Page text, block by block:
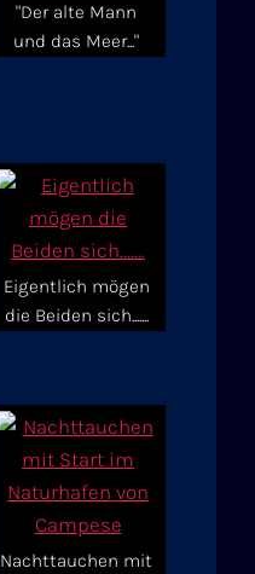
"Der alte Mann
und das Meer..."
Eigentlich mögen
die Beiden sich.......
Nachttauchen mit